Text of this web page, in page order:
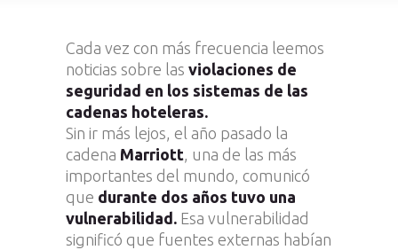
Cada vez con más frecuencia leemos
noticias sobre las violaciones de
seguridad en los sistemas de las
cadenas hoteleras.
Sin ir más lejos, el año pasado la
cadena Marriott, una de las más
importantes del mundo, comunicó
que durante dos años tuvo una
vulnerabilidad. Esa vulnerabilidad
significó que fuentes externas habían